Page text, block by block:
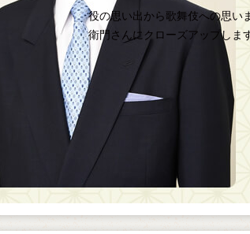
役の思い出から歌舞伎への思い
衛門さんにクローズアップします